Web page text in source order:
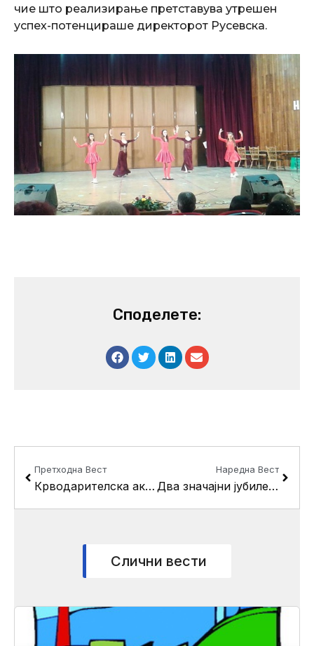
чие што реализирање претставува утрешен
успех-потенцираше директорот Русевска.
Споделете:
Претходна Вест
Крводарителска акција во општина Кисела Вода
Наредна Вест
Два значајни јубилеја за ОУ„Св. Климент Охридски“ од селото Драчево
Слични вести